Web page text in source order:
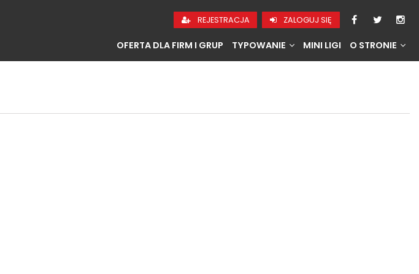
REJESTRACJA ZALOGUJ SIĘ
OFERTA DLA FIRM I GRUP TYPOWANIE MINI LIGI O STRONIE